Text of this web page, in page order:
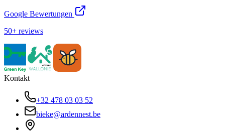
Google Bewertungen
50+ reviews
Kontakt
+32 478 03 03 52
bieke@ardennest.be